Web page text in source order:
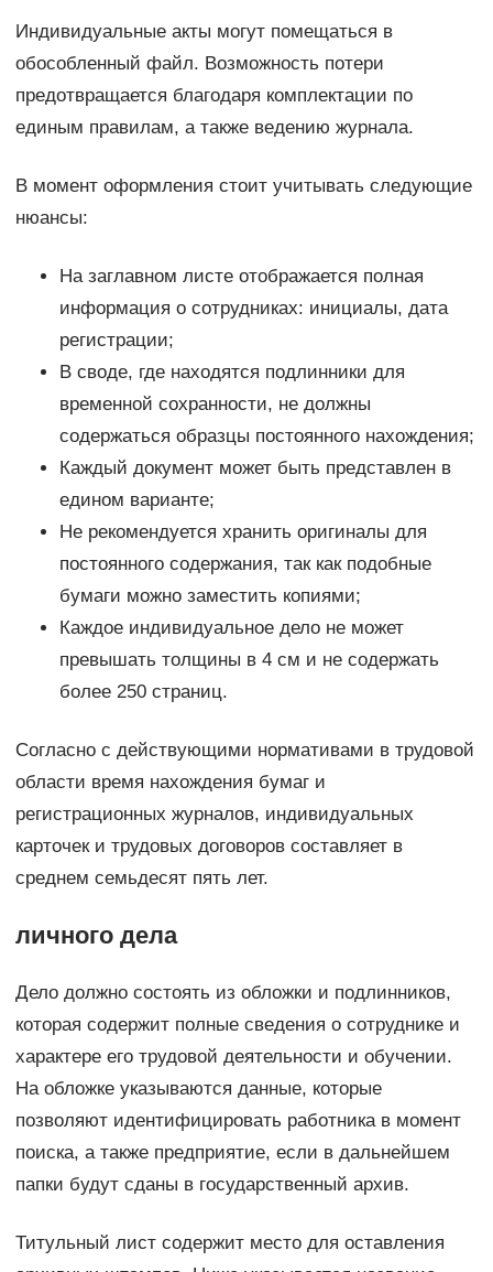
Индивидуальные акты могут помещаться в
обособленный файл. Возможность потери
предотвращается благодаря комплектации по
единым правилам, а также ведению журнала.
В момент оформления стоит учитывать следующие
нюансы:
На заглавном листе отображается полная
информация о сотрудниках: инициалы, дата
регистрации;
В своде, где находятся подлинники для
временной сохранности, не должны
содержаться образцы постоянного нахождения;
Каждый документ может быть представлен в
едином варианте;
Не рекомендуется хранить оригиналы для
постоянного содержания, так как подобные
бумаги можно заместить копиями;
Каждое индивидуальное дело не может
превышать толщины в 4 см и не содержать
более 250 страниц.
Согласно с действующими нормативами в трудовой
области время нахождения бумаг и
регистрационных журналов, индивидуальных
карточек и трудовых договоров составляет в
среднем семьдесят пять лет.
личного дела
Дело должно состоять из обложки и подлинников,
которая содержит полные сведения о сотруднике и
характере его трудовой деятельности и обучении.
На обложке указываются данные, которые
позволяют идентифицировать работника в момент
поиска, а также предприятие, если в дальнейшем
папки будут сданы в государственный архив.
Титульный лист содержит место для оставления